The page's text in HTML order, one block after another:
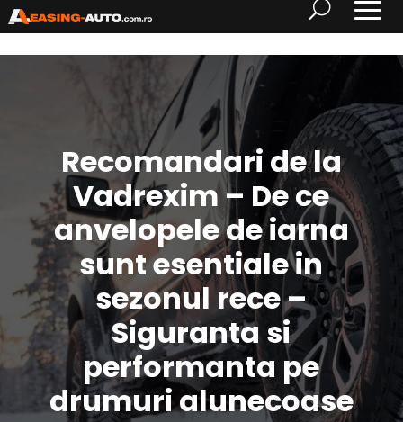
Recomandari de la
Vadrexim – De ce
anvelopele de iarna
sunt esentiale in
sezonul rece –
Siguranta si
performanta pe
drumuri alunecoase